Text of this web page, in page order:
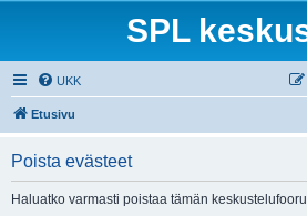
SPL
UKK
Etusivu
Poista evästeet
Haluatko varmasti poistaa tämän